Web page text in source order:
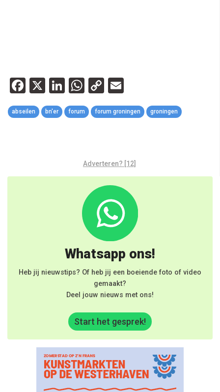
Facebook
X LinkedIn
WhatsApp
Copy
Link
abseilen bn'er forum forum groningen groningen
Adverteren? [12]
Whatsapp ons!
Heb jij nieuwstips? Of heb jij een boeiende foto of video
gemaakt?
Deel jouw nieuws met ons!
Start het gesprek!